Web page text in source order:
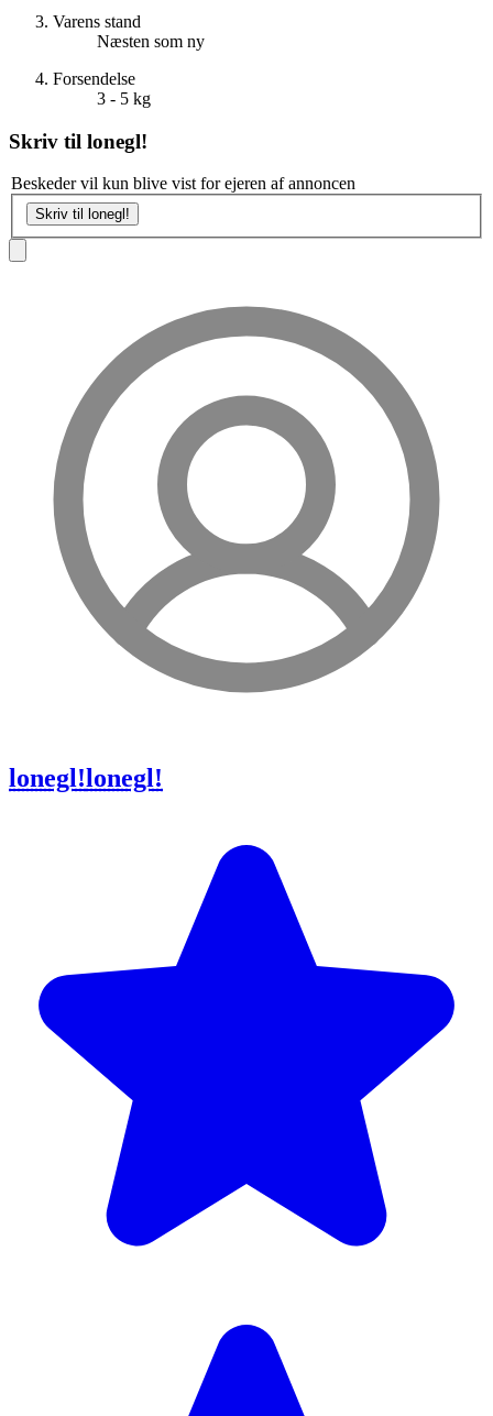
Varens stand
Næsten som ny
Forsendelse
3 - 5 kg
Skriv til lonegl!
Beskeder vil kun blive vist for ejeren af annoncen
Skriv til lonegl!
lonegl!lonegl!